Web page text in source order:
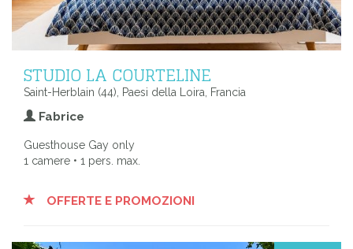
STUDIO LA COURTELINE
Saint-Herblain (44), Paesi della Loira, Francia
Fabrice
Guesthouse Gay only
1 camere • 1 pers. max.
OFFERTE E PROMOZIONI